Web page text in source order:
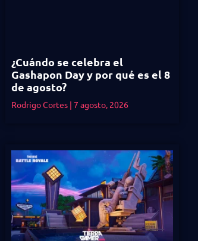
¿Cuándo se celebra el
Gashapon Day y por qué es el 8
de agosto?
Rodrigo Cortes 7 agosto, 2026